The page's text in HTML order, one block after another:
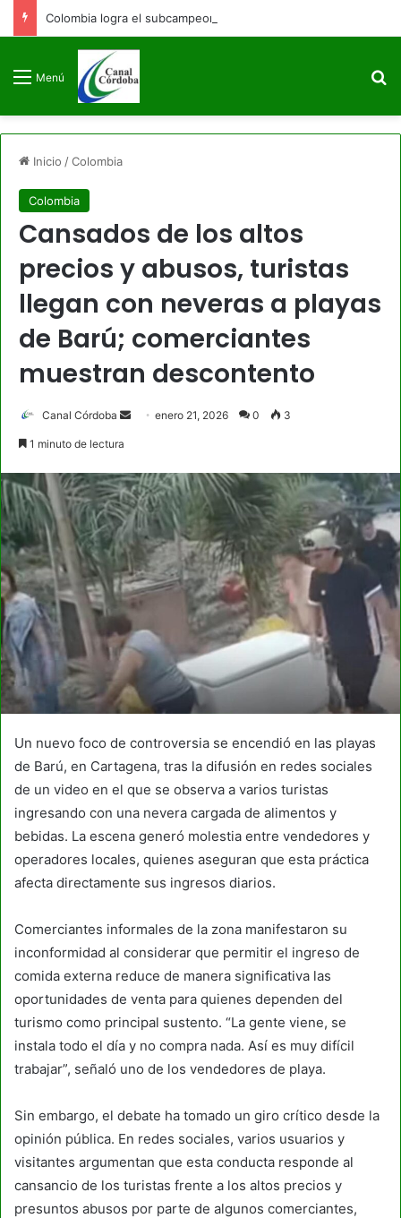
Menú
Inicio /Colombia
Colombia
Cansados de los altos
precios y abusos, turistas
llegan con neveras a playas
de Barú; comerciantes
muestran descontento
Canal Córdoba
Sendenero 21, 2026 0 3
1 minuto de lectura
Un nuevo foco de controversia se encendió en las playas
de Barú, en Cartagena, tras la difusión en redes sociales
de un video en el que se observa a varios turistas
ingresando con una nevera cargada de alimentos y
bebidas. La escena generó molestia entre vendedores y
operadores locales, quienes aseguran que esta práctica
afecta directamente sus ingresos diarios.
Comerciantes informales de la zona manifestaron su
inconformidad al considerar que permitir el ingreso de
comida externa reduce de manera significativa las
oportunidades de venta para quienes dependen del
turismo como principal sustento. “La gente viene, se
instala todo el día y no compra nada. Así es muy difícil
trabajar”, señaló uno de los vendedores de playa.
Sin embargo, el debate ha tomado un giro crítico desde la
opinión pública. En redes sociales, varios usuarios y
visitantes argumentan que esta conducta responde al
cansancio de los turistas frente a los altos precios y
presuntos abusos por parte de algunos comerciantes,